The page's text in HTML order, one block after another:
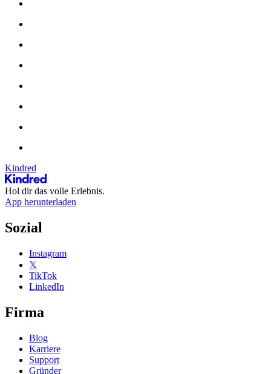
Kindred
Hol dir das volle Erlebnis.
App herunterladen
Sozial
Instagram
𝕏
TikTok
LinkedIn
Firma
Blog
Karriere
Support
Gründer